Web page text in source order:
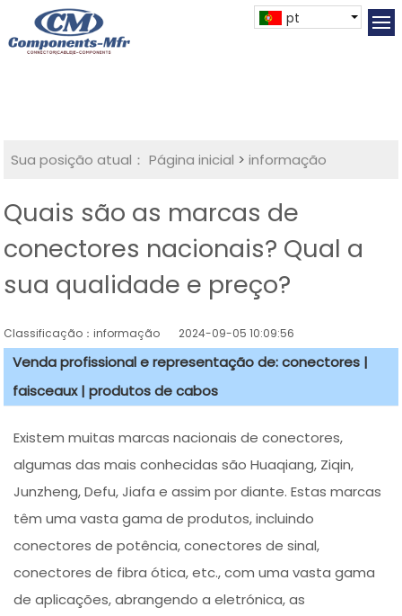
pt
Sua posição atual： Página inicial >informação
Quais são as marcas de
conectores nacionais? Qual a
sua qualidade e preço?
Classificação：informação 2024-09-05 10:09:56
Venda profissional e representação de: conectores |
faisceaux | produtos de cabos
Existem muitas marcas nacionais de conectores,
algumas das mais conhecidas são Huaqiang, Ziqin,
Junzheng, Defu, Jiafa e assim por diante. Estas marcas
têm uma vasta gama de produtos, incluindo
conectores de potência, conectores de sinal,
conectores de fibra ótica, etc., com uma vasta gama
de aplicações, abrangendo a eletrónica, as